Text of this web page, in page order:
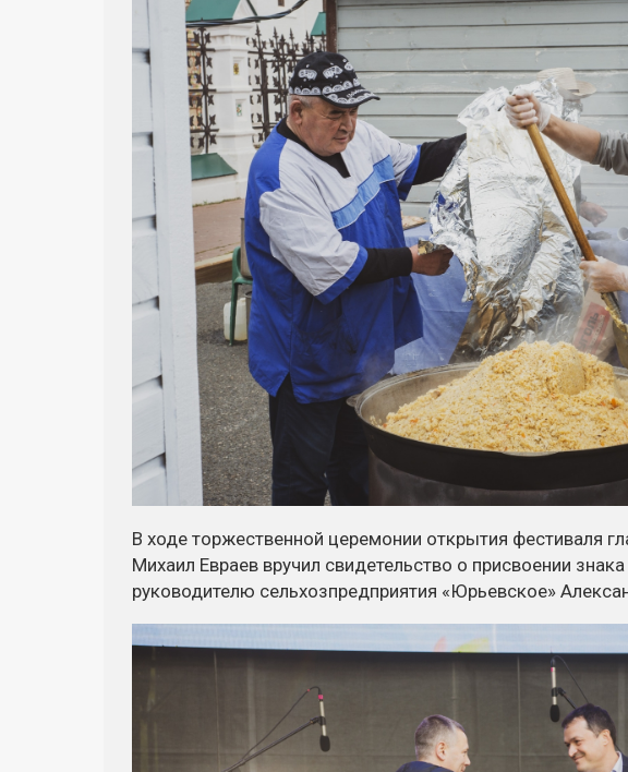
В ходе торжественной церемонии открытия фестиваля
Михаил Евраев вручил свидетельство о присвоении
руководителю сельхозпредприятия «Юрьевское»